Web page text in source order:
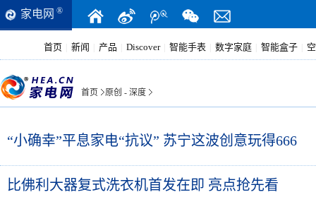
家电网 ®
首页 新闻 产品 Discover 智能手表 数字家庭 智能盒子
首页 原创 - 深度
“小确幸”平息家电“抗议” 苏宁这波创意玩得666
比佛利大器复式洗衣机首发在即 亮点抢先看